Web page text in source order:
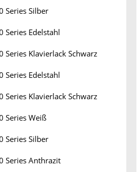
Series Silber
Series Edelstahl
Series Klavierlack Schwarz
Series Edelstahl
Series Klavierlack Schwarz
Series Weiß
Series Silber
Series Anthrazit